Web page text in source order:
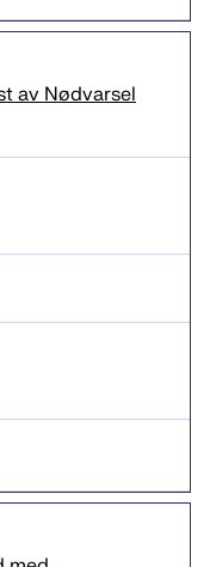
av Nødvarsel